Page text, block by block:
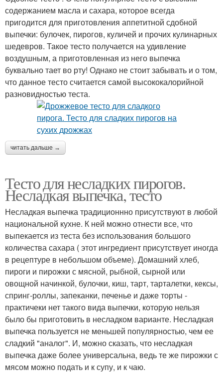
содержанием масла и сахара, которое всегда
пригодится для приготовления аппетитной сдобной
выпечки: булочек, пирогов, куличей и прочих кулинарных
шедевров. Такое тесто получается на удивление
воздушным, а приготовленная из него выпечка
буквально тает во рту! Однако не стоит забывать и о том,
что данное тесто считается самой высококалорийной
разновидностью теста.
читать дальше →
Тесто для несладких пирогов.
Несладкая выпечка, тесто
Несладкая выпечка традиционнно присутствуют в любой
национальной кухне. К ней можно отнести все, что
выпекается из теста без использования большого
количества сахара ( этот ингредиент присутствует иногда
в рецептуре в небольшом объеме). Домашний хлеб,
пироги и пирожки с мясной, рыбной, сырной или
овощной начинкой, булочки, киш, тарт, тарталетки, кексы,
спринг-роллы, запеканки, печенье и даже торты -
практичеки нет такого вида выпечки, которую нельзя
было бы приготовить в несладком варианте. Несладкая
выпечка пользуется не меньшей популярностью, чем ее
сладкий "аналог". И, можно сказать, что несладкая
выпечка даже более универсальна, ведь те же пирожки с
мясом можно подать и к супу, и к чаю.